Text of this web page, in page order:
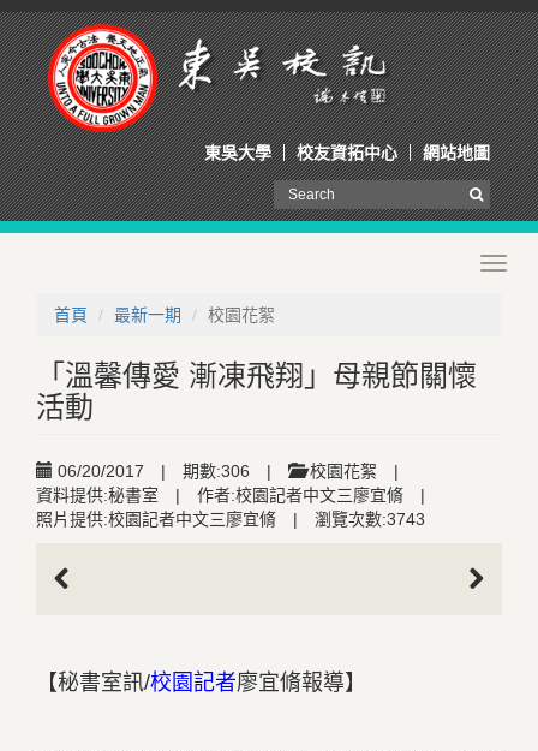
東吳大學 校友資拓中心 網站地圖
首頁
最新一期 校園花絮
「溫馨傳愛 漸凍飛翔」母親節關懷
活動
06/20/2017 | 期數:306 | 校園花絮
|
資料提供:秘書室
| 作者:校園記者中文三廖宜脩
|
照片提供:校園記者中文三廖宜脩
| 瀏覽次數:3743
【秘書室訊/校園記者廖宜脩報導】